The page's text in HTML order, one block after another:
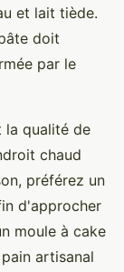
et lait tiède.
doit
par le
la qualité de
chaud
préférez un
d'approcher
moule à cake
artisanal